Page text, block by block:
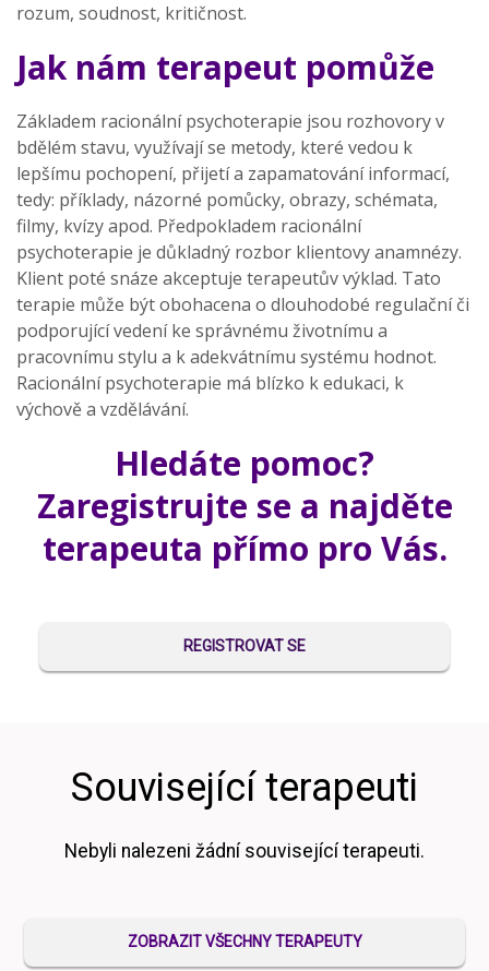
rozum, soudnost, kritičnost.
Jak nám terapeut pomůže
Základem racionální psychoterapie jsou rozhovory v
bdělém stavu, využívají se metody, které vedou k
lepšímu pochopení, přijetí a zapamatování informací,
tedy: příklady, názorné pomůcky, obrazy, schémata,
filmy, kvízy apod. Předpokladem racionální
psychoterapie je důkladný rozbor klientovy anamnézy.
Klient poté snáze akceptuje terapeutův výklad. Tato
terapie může být obohacena o dlouhodobé regulační či
podporující vedení ke správnému životnímu a
pracovnímu stylu a k adekvátnímu systému hodnot.
Racionální psychoterapie má blízko k edukaci, k
výchově a vzdělávání.
Hledáte pomoc?
Zaregistrujte se a najděte
terapeuta přímo pro Vás.
REGISTROVAT SE
Související terapeuti
Nebyli nalezeni žádní související terapeuti.
ZOBRAZIT VŠECHNY TERAPEUTY